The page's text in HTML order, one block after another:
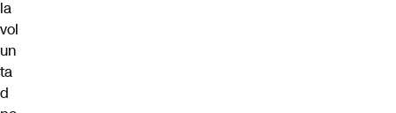
la
vol
un
ta
d